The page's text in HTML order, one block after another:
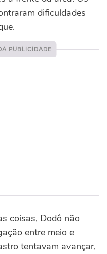
dificuldades
coisas, Dodô não
entre meio e
tentavam avançar,